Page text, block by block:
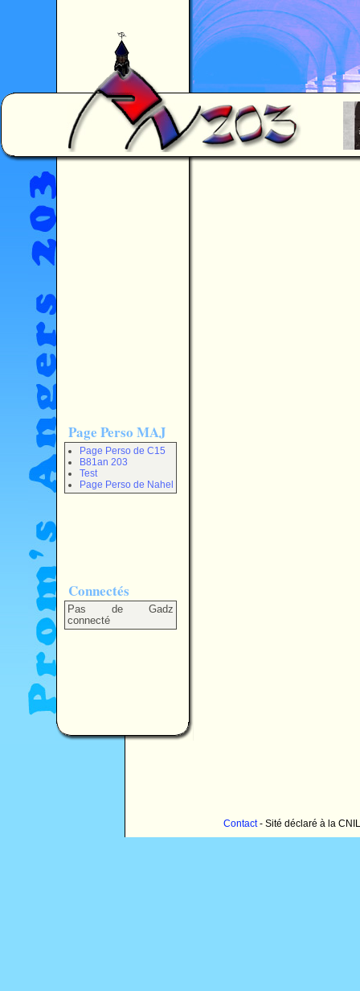
Contact- Sité déclaré à la
Connectés
Pas de Gadz
connecté
Page Perso MAJ
Page Perso de C15
B81an 203
Test
Page Perso de Nahel